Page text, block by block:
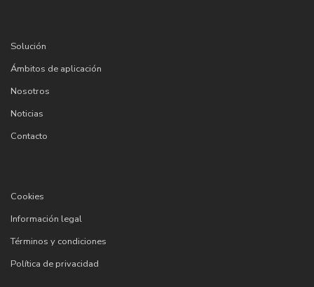
Solución
Ámbitos de aplicación
Nosotros
Noticias
Contacto
Cookies
Información legal
Términos y condiciones
Política de privacidad